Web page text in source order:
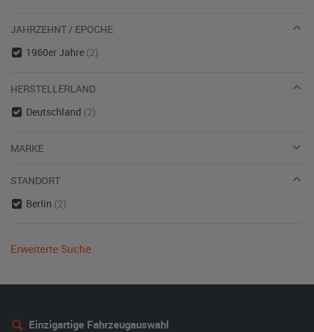
JAHRZEHNT / EPOCHE
1960er Jahre (2)
HERSTELLERLAND
Deutschland (2)
MARKE
STANDORT
Berlin (2)
Erweiterte Suche
Einzigartige Fahrzeugauswahl